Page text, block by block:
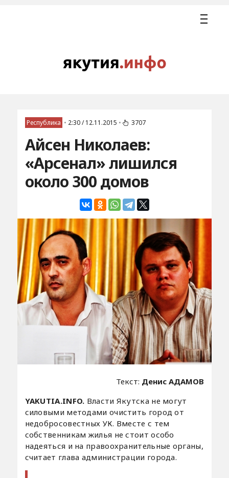
Республика • 2:30 / 12.11.2015 • 3707
Айсен Николаев:
«Арсенал» лишился
около 300 домов
Текст: Денис АДАМОВ
YAKUTIA.INFO. Власти Якутска не могут
силовыми методами очистить город от
недобросовестных УК. Вместе с тем
собственникам жилья не стоит особо
надеяться и на правоохранительные органы,
считает глава администрации города.